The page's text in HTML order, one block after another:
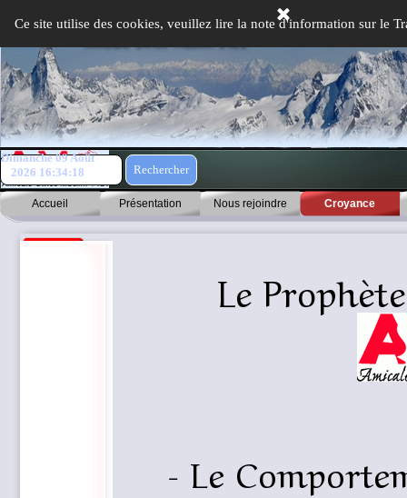
Ce site utilise des cookies, veuillez lire la note d'information sur le
Rechercher
Dimanche 09 Août
2026 16:34:19
Accueil Présentation Nous rejoindre Croyance